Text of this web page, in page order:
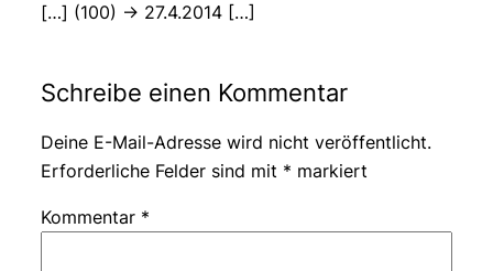
[…] (100) -> 27.4.2014 […]
Schreibe einen Kommentar
Deine E-Mail-Adresse wird nicht veröffentlicht.
Erforderliche Felder sind mit * markiert
Kommentar *